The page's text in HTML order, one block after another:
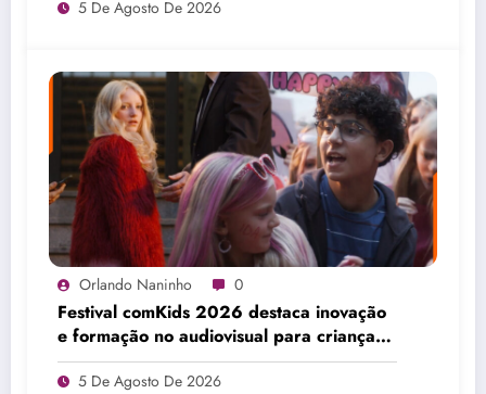
5 De Agosto De 2026
Orlando Naninho 0
Festival comKids 2026 destaca inovação
e formação no audiovisual para crianças
e adolescentes
5 De Agosto De 2026